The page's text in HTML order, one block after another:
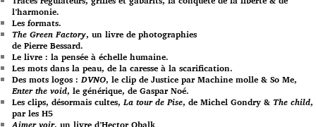
l’harmonie.
Les formats.
The Green Factory, un livre de photographies
de Pierre Bessard.
Le livre : la pensée à échelle humaine.
Les mots dans la peau, de la caresse à la scarification.
Des mots logos :DVNO, le clip de Justice par Machine molle & So Me,
Enter the void, le générique, de Gaspar Noé.
Les clips, désormais cultes,La tour de Pise, de Michel Gondry & The child,
par les H5